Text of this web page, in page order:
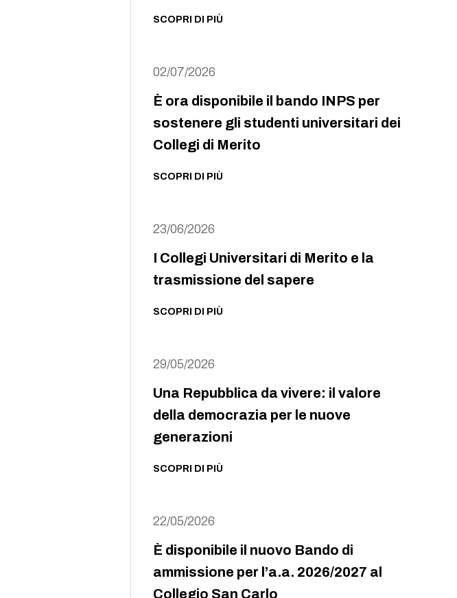
SCOPRI DI PIÙ
02/07/2026
È ora disponibile il bando INPS per
sostenere gli studenti universitari dei
Collegi di Merito
SCOPRI DI PIÙ
23/06/2026
I Collegi Universitari di Merito e la
trasmissione del sapere
SCOPRI DI PIÙ
29/05/2026
Una Repubblica da vivere: il valore
della democrazia per le nuove
generazioni
SCOPRI DI PIÙ
22/05/2026
È disponibile il nuovo Bando di
ammissione per l’a.a. 2026/2027 al
Collegio San Carlo